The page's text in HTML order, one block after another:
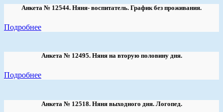
Анкета № 12544. Няня- воспитатель. График без проживания.
Подробнее
Анкета № 12495. Няня на вторую половину дня.
Подробнее
Анкета № 12518. Няня выходного дня. Логопед.